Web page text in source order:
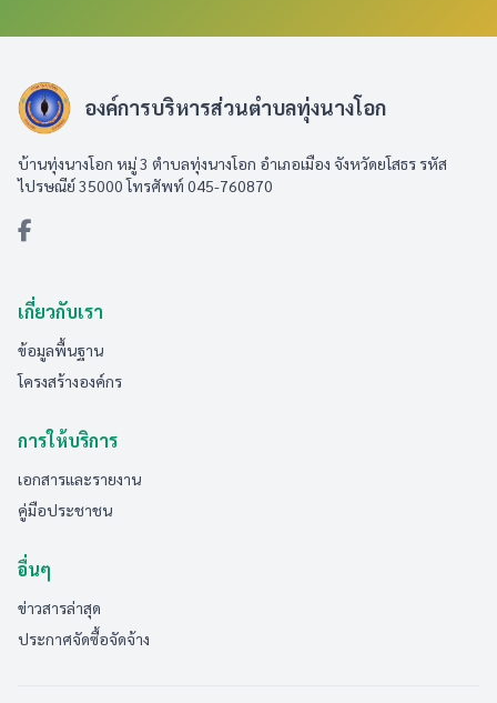
องค์การบริหารส่วนตำบลทุ่งนางโอก
บ้านทุ่งนางโอก หมู่ 3 ตำบลทุ่งนางโอก อำเภอเมือง จังหวัดยโสธร รหัส
ไปรษณีย์ 35000 โทรศัพท์ 045-760870
เกี่ยวกับเรา
ข้อมูลพื้นฐาน
โครงสร้างองค์กร
การให้บริการ
เอกสารและรายงาน
คู่มือประชาชน
อื่นๆ
ข่าวสารล่าสุด
ประกาศจัดซื้อจัดจ้าง